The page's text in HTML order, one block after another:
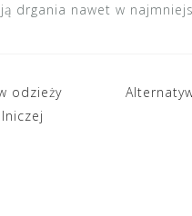
drgania nawet w
odzieży